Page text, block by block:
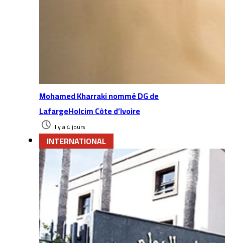
Mohamed Kharraki nommé DG de
LafargeHolcim Côte d’Ivoire
il y a 4 jours
INTERNATIONAL